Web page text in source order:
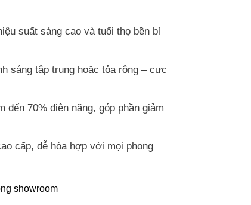
suất sáng cao và tuổi thọ bền bỉ
sáng tập trung hoặc tỏa rộng – cực
đến 70% điện năng, góp phần giảm
cấp, dễ hòa hợp với mọi phong